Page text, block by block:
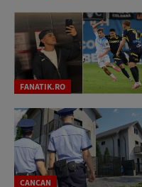
FANATIK.RO
CANCAN